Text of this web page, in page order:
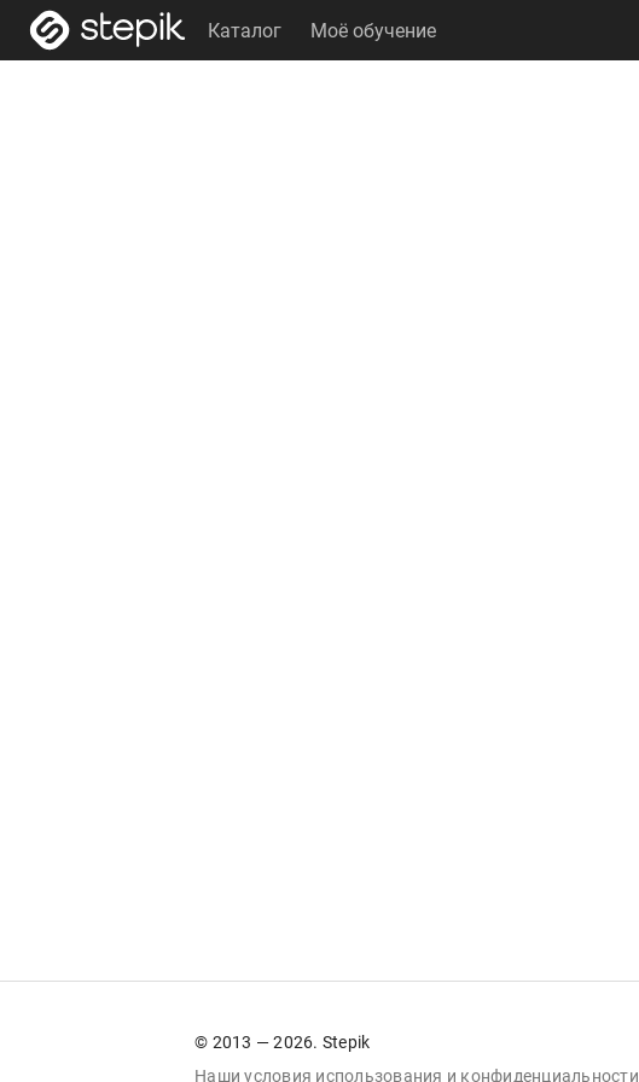
Каталог Моё обучение
© 2013 — 2026. Stepik
Наши условия использования и конфиденциальности